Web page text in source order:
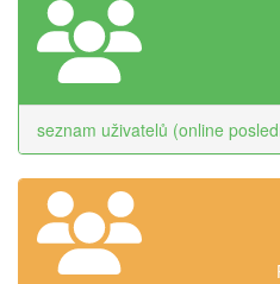
seznam uživatelů (online